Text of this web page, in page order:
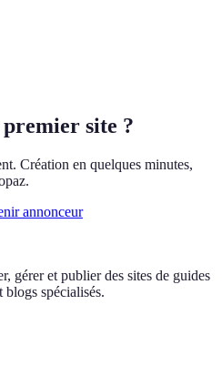
site ?
Création en quelques minutes,
annonceur
gérer et publier des sites de guides
blogs spécialisés.